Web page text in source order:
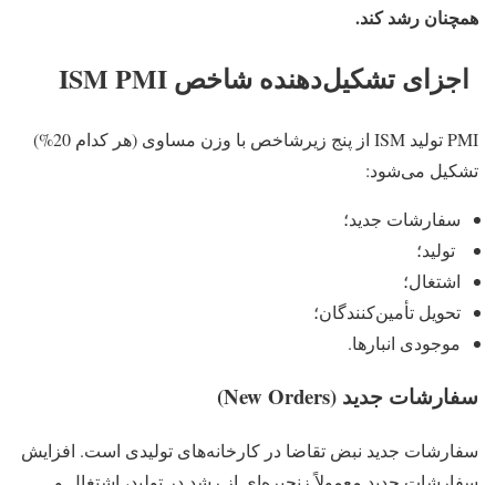
همچنان رشد کند.
اجزای تشکیل‌دهنده شاخص ISM PMI
PMI تولید ISM از پنج زیرشاخص با وزن مساوی (هر کدام 20%)
تشکیل می‌شود:
سفارشات جدید؛
تولید؛
اشتغال؛
تحویل تأمین‌کنندگان؛
موجودی انبارها.
سفارشات جدید (New Orders)
سفارشات جدید نبض تقاضا در کارخانه‌های تولیدی است. افزایش